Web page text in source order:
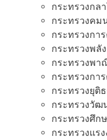
กระทรวงกล
กระทรวงคม
กระทรวงกา
กระทรวงพลั
กระทรวงพา
กระทรวงกา
กระทรวงยุติ
กระทรวงวัฒ
กระทรวงศึก
กระทรวงแร